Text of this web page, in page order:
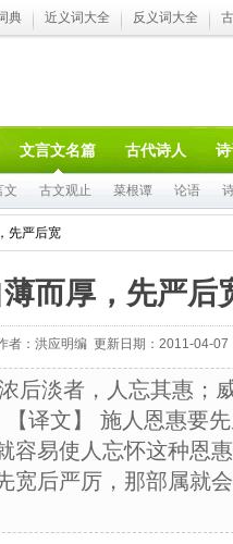
典 近义词大全 反义词大全
文言文名篇 古代诗人
文 古文观止 菜根谭 论语
先严后宽
薄而厚，先严后
者：洪应明编 更新日期：2011-04-07
后淡者，人忘其惠；
译文】 施人恩惠要
容易使人忘怀这种恩
宽后严厉，那部属就